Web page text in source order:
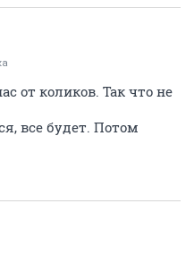
от коликов. Так что не
все будет. Потом